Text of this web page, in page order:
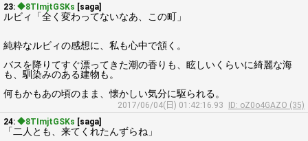
23: ◆8TImjtGSKs [saga]
ルビィ「全く変わってないなあ、この町」
純粋なルビィの感想に、私も心中で頷く。
バスを降りてすぐ漂ってきた潮の香りも、眩しいくらいに綺麗な海
も、馴染みのある建物も。
何もかもあの頃のまま、懐かしい気分に駆られる。
2017/06/04(日) 01:42:16.93
ID: oZ0o4GAZO (35)
24: ◆8TImjtGSKs [saga]
「二人とも、来てくれたんずらね」